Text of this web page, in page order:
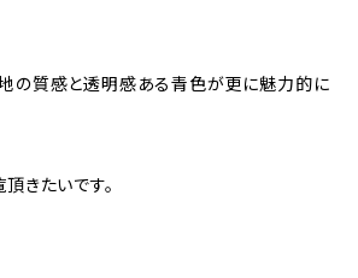
の質感と透明感ある青色が更に魅力的に
きたいです。